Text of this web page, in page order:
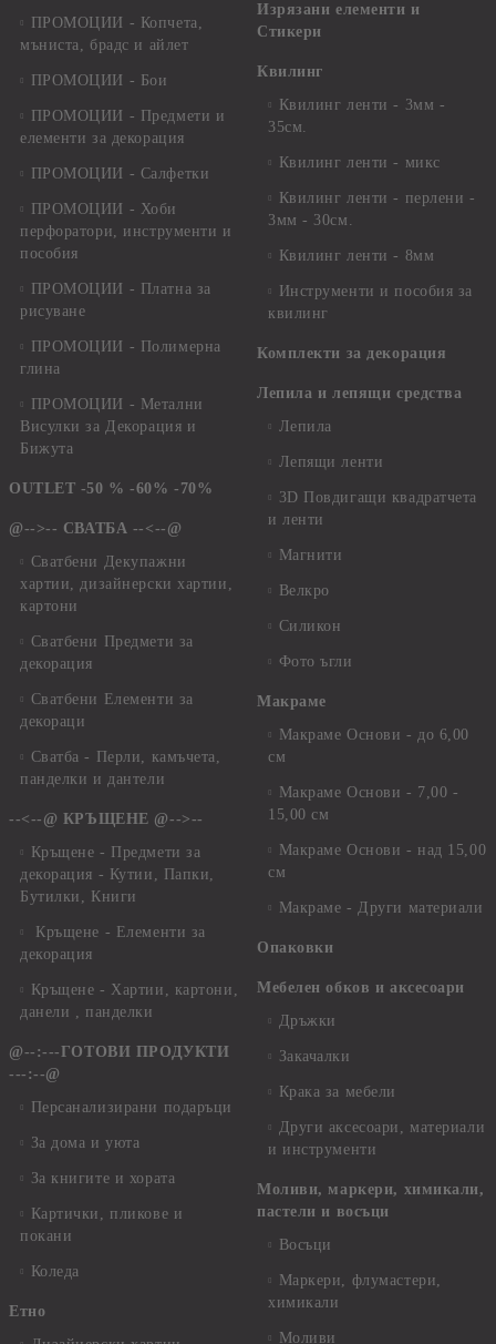
ПРОМОЦИИ - Копчета,
мъниста, брадс и айлет
ПРОМОЦИИ - Бои
ПРОМОЦИИ - Предмети и
елементи за декорация
ПРОМОЦИИ - Салфетки
ПРОМОЦИИ - Хоби
перфоратори, инструменти и
пособия
ПРОМОЦИИ - Платна за
рисуване
ПРОМОЦИИ - Полимерна
глина
ПРОМОЦИИ - Метални
Висулки за Декорация и
Бижута
OUTLET -50 % -60% -70%
@-->-- СВАТБА --<--@
Сватбени Декупажни
хартии, дизайнерски хартии,
картони
Сватбени Предмети за
декорация
Сватбени Елементи за
декораци
Сватба - Перли, камъчета,
панделки и дантели
--<--@ КРЪЩЕНЕ @-->--
Кръщене - Предмети за
декорация - Кутии, Папки,
Бутилки, Книги
Кръщене - Елементи за
декорация
Кръщене - Хартии, картони,
данели , панделки
@--:---ГОТОВИ ПРОДУКТИ
---:--@
Персанализирани подаръци
За дома и уюта
За книгите и хората
Картички, пликове и
покани
Коледа
Етно
Изрязани елементи и
Стикери
Квилинг
Квилинг ленти - 3мм -
35см.
Квилинг ленти - микс
Квилинг ленти - перлени -
3мм - 30см.
Квилинг ленти - 8мм
Инструменти и пособия за
квилинг
Комплекти за декорация
Лепила и лепящи средства
Лепила
Лепящи ленти
3D Повдигащи квадратчета
и ленти
Магнити
Велкро
Силикон
Фото ъгли
Макраме
Макраме Основи - до 6,00
см
Макраме Основи - 7,00 -
15,00 см
Макраме Основи - над 15,00
см
Макраме - Други материали
Опаковки
Мебелен обков и аксесоари
Дръжки
Закачалки
Крака за мебели
Други аксесоари, материали
и инструменти
Моливи, маркери, химикали,
пастели и восъци
Восъци
Маркери, флумастери,
химикали
Моливи